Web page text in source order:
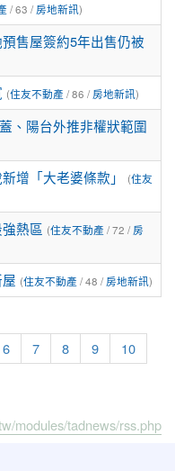
/ 63 / 房地新訊)
售屋簽約5年出售仍被
(住友不動產 / 86 / 房地新訊)
、陽台外推非權狀範圍
增「大老婆條款」 (住友
熱區 (住友不動產 / 72 / 房
(住友不動產 / 48 / 房地新訊)
6 7 8 9
10
modules/tadnews/rss.php